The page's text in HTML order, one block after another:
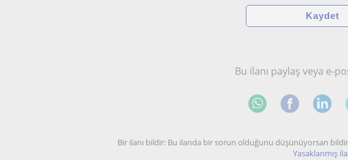
Bu ilanı paylaş veya e-
Bir ilanı bildir: Bu ilanda bir sorun olduğunu düşünüyorsan
Yasaklanmış